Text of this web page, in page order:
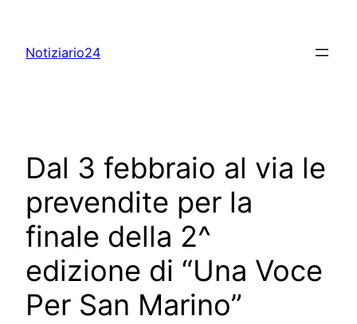
content
Notiziario24
Dal 3 febbraio al via le
prevendite per la
finale della 2^
edizione di “Una Voce
Per San Marino”